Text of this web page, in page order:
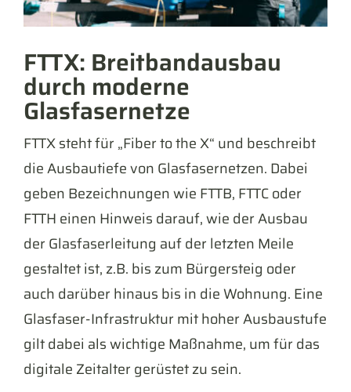
FTTX: Breitbandausbau
durch moderne
Glasfasernetze
FTTX steht für „Fiber to the X“ und beschreibt
die Ausbautiefe von Glasfasernetzen. Dabei
geben Bezeichnungen wie FTTB, FTTC oder
FTTH einen Hinweis darauf, wie der Ausbau
der Glasfaserleitung auf der letzten Meile
gestaltet ist, z.B. bis zum Bürgersteig oder
auch darüber hinaus bis in die Wohnung. Eine
Glasfaser-Infrastruktur mit hoher Ausbaustufe
gilt dabei als wichtige Maßnahme, um für das
digitale Zeitalter gerüstet zu sein.